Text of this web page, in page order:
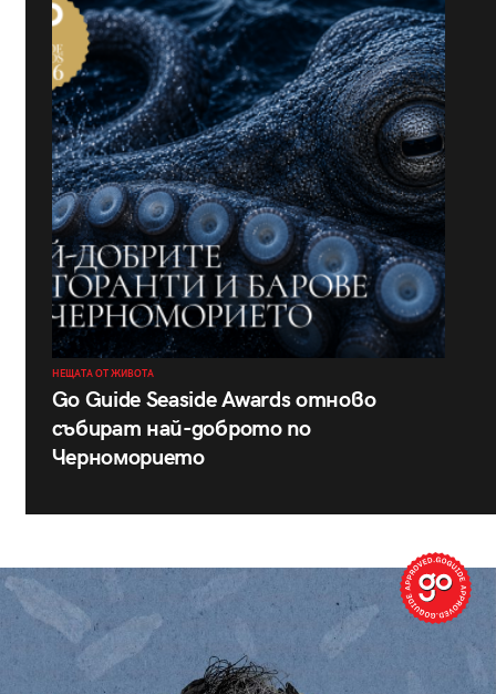
НЕЩАТА ОТ ЖИВОТА
Go Guide Seaside Awards отново
събират най-доброто по
Черноморието